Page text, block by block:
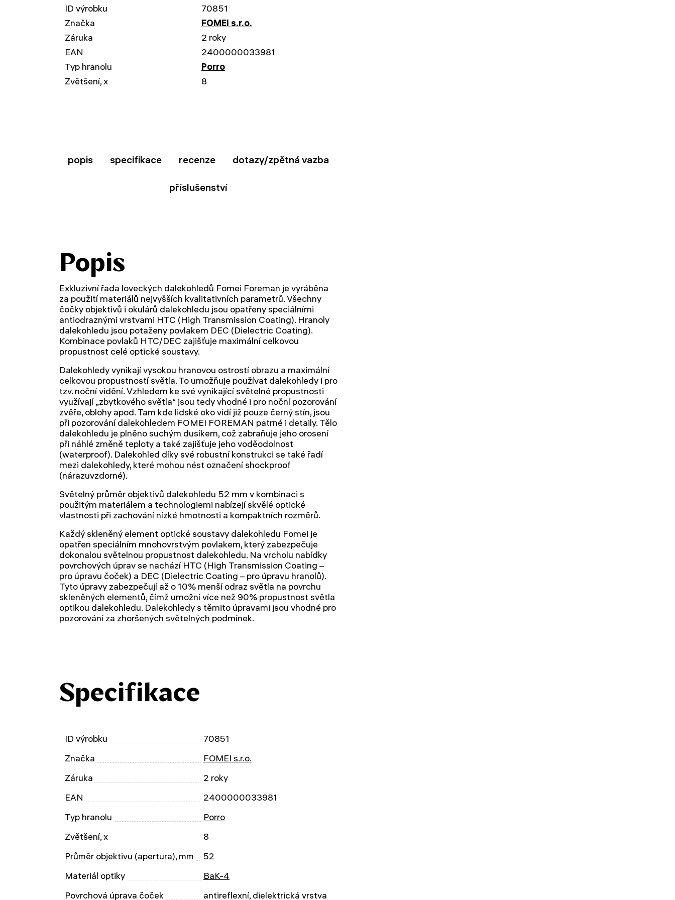
ID výrobku
70851
Značka
FOMEI s.r.o.
Záruka
2 roky
EAN
2400000033981
Typ hranolu
Porro
Zvětšení, x
8
popis specifikace recenze dotazy/zpětná vazba
příslušenství
Popis
Exkluzivní řada loveckých dalekohledů Fomei Foreman je vyráběna
za použití materiálů nejvyšších kvalitativních parametrů. Všechny
čočky objektivů i okulárů dalekohledu jsou opatřeny speciálními
antiodraznými vrstvami HTC (High Transmission Coating). Hranoly
dalekohledu jsou potaženy povlakem DEC (Dielectric Coating).
Kombinace povlaků HTC/DEC zajišťuje maximální celkovou
propustnost celé optické soustavy.
Dalekohledy vynikají vysokou hranovou ostrostí obrazu a maximální
celkovou propustností světla. To umožňuje používat dalekohledy i pro
tzv. noční vidění. Vzhledem ke své vynikající světelné propustnosti
využívají „zbytkového světla“ jsou tedy vhodné i pro noční pozorování
zvěře, oblohy apod. Tam kde lidské oko vidí již pouze černý stín, jsou
při pozorování dalekohledem FOMEI FOREMAN patrné i detaily. Tělo
dalekohledu je plněno suchým dusíkem, což zabraňuje jeho orosení
při náhlé změně teploty a také zajišťuje jeho voděodolnost
(waterproof). Dalekohled díky své robustní konstrukci se také řadí
mezi dalekohledy, které mohou nést označení shockproof
(nárazuvzdorné).
Světelný průměr objektivů dalekohledu 52 mm v kombinaci s
použitým materiálem a technologiemi nabízejí skvělé optické
vlastnosti při zachování nízké hmotnosti a kompaktních rozměrů.
Každý skleněný element optické soustavy dalekohledu Fomei je
opatřen speciálním mnohovrstvým povlakem, který zabezpečuje
dokonalou světelnou propustnost dalekohledu. Na vrcholu nabídky
povrchových úprav se nachází HTC (High Transmission Coating –
pro úpravu čoček) a DEC (Dielectric Coating – pro úpravu hranolů).
Tyto úpravy zabezpečují až o 10% menší odraz světla na povrchu
skleněných elementů, čímž umožní více než 90% propustnost světla
optikou dalekohledu. Dalekohledy s těmito úpravami jsou vhodné pro
pozorování za zhoršených světelných podmínek.
Specifikace
ID výrobku
70851
Značka
FOMEI s.r.o.
Záruka
2 roky
EAN
2400000033981
Typ hranolu
Porro
Zvětšení, x
8
Průměr objektivu (apertura), mm
52
Materiál optiky
BaK-4
Povrchová úprava čoček
antireflexní, dielektrická vrstva